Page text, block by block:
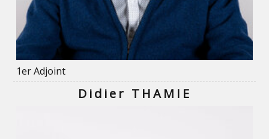
1er Adjoint
Didier THAMIE